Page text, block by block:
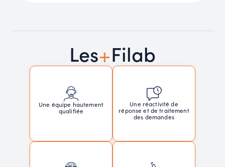
Les+Filab
Une équipe hautement
qualifiée
Une réactivité de
réponse et de traitement
des demandes